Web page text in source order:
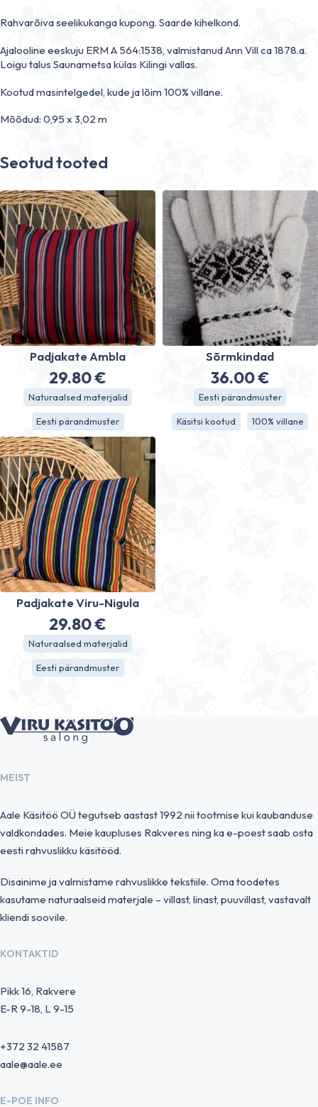
Rahvarõiva seelikukanga kupong. Saarde kihelkond.
Ajalooline eeskuju ERM A 564:1538, valmistanud Ann Vill ca 1878.a.
Loigu talus Saunametsa külas Kilingi vallas.
Kootud masintelgedel, kude ja lõim 100% villane.
Mõõdud: 0,95 x 3,02 m
Seotud tooted
Padjakate Ambla
29.80€
Naturaalsed materjalid
Eesti pärandmuster
Sõrmkindad
36.00€
Eesti pärandmuster
Käsitsi kootud 100% villane
Padjakate Viru-Nigula
29.80€
Naturaalsed materjalid
Eesti pärandmuster
MEIST
Aale Käsitöö OÜ tegutseb aastast 1992 nii tootmise kui kaubanduse
valdkondades. Meie kaupluses Rakveres ning ka e-poest saab osta
eesti rahvuslikku käsitööd.
Disainime ja valmistame rahvuslikke tekstiile. Oma toodetes
kasutame naturaalseid materjale – villast, linast, puuvillast, vastavalt
kliendi soovile.
KONTAKTID
Pikk 16, Rakvere
E-R 9-18, L 9-15
+372 32 41587
aale@aale.ee
E-POE INFO